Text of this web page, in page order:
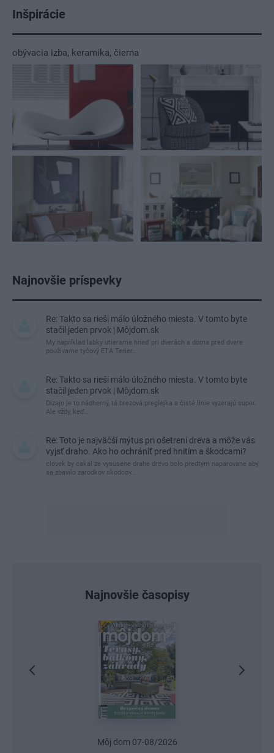
Inšpirácie
obývacia izba, keramika, čierna
Najnovšie príspevky
Re: Takto sa rieši málo úložného miesta. V tomto byte
stačil jeden prvok | Môjdom.sk
My napríklad labky utierame hneď pri dverách a doma pred dvere
používame tyčový ETA Terier…
Re: Takto sa rieši málo úložného miesta. V tomto byte
stačil jeden prvok | Môjdom.sk
Dizajn je to nádherný, tá brezová preglejka a čisté línie vyzerajú super.
Ale vždy, keď…
Re: Toto je najväčší mýtus pri ošetrení dreva a môže vás
vyjsť draho. Ako ho ochrániť pred hnitím a škodcami?
clovek by cakal ze vysusene drahe drevo bolo predtym naparovane aby
sa zbavilo zarodkov skodcov...
Najnovšie časopisy
Môj dom 07-08/2026